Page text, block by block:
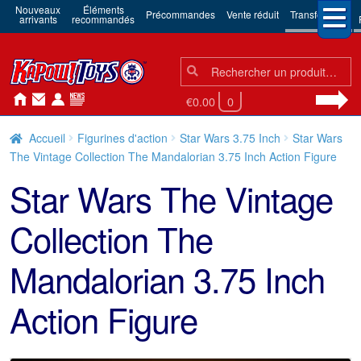
Nouveaux
arrivants
Éléments
recommandés Précommandes Vente réduit Transformers
Chercher:
Chercher
€0.00 0
Accueil Figurines d'action Star Wars 3.75 Inch
Star Wars
The Vintage Collection The Mandalorian 3.75 Inch Action Figure
Star Wars The Vintage
Collection The
Mandalorian 3.75 Inch
Action Figure